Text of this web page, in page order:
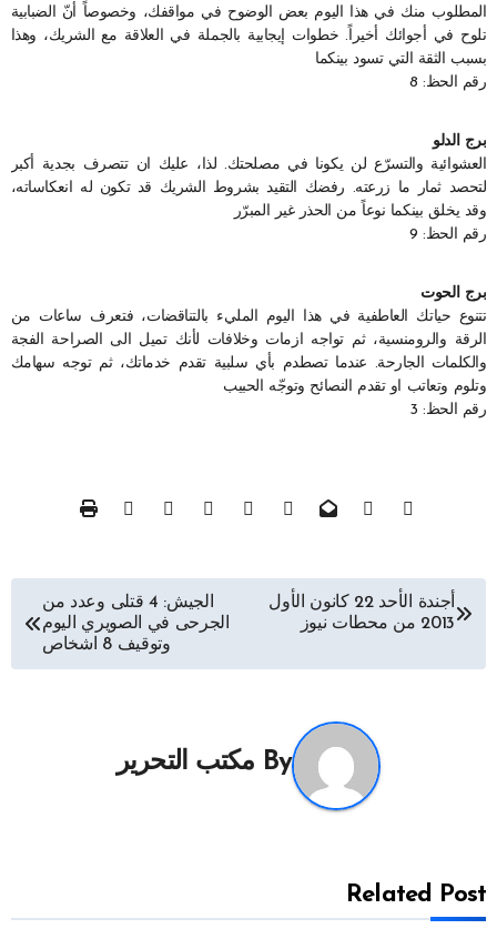
المطلوب منك في هذا اليوم بعض الوضوح في مواقفك، وخصوصاً أنّ الضبابية
تلوح في أجوائك أخيراً. خطوات إيجابية بالجملة في العلاقة مع الشريك، وهذا
بسبب الثقة التي تسود بينكما
رقم الحظ: 8
برج الدلو
العشوائية والتسرّع لن يكونا في مصلحتك. لذا، عليك ان تتصرف بجدية أكبر
لتحصد ثمار ما زرعته. رفضك التقيد بشروط الشريك قد تكون له انعكاساته،
وقد يخلق بينكما نوعاً من الحذر غير المبرّر
رقم الحظ: 9
برج الحوت
تتنوع حياتك العاطفية في هذا اليوم المليء بالتناقضات، فتعرف ساعات من
الرقة والرومنسية، ثم تواجه ازمات وخلافات لأنك تميل الى الصراحة الفجة
والكلمات الجارحة. عندما تصطدم بأي سلبية تقدم خدماتك، ثم توجه سهامك
وتلوم وتعاتب او تقدم النصائح وتوجّه الحبيب
رقم الحظ: 3
تصفّح
أجندة الأحد 22 كانون الأول
2013 من محطات نيوز
الجيش: 4 قتلى وعدد من
الجرحى في الصويري اليوم
وتوقيف 8 اشخاص
By مكتب التحرير
Related Post